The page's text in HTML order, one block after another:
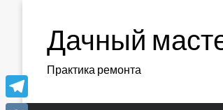
содержимомуДачный
Практика ремонта